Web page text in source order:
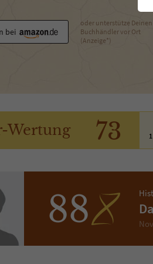
bei
oder unterstütze Deinen
Buchhändler vor Ort
(Anzeige*)
-Wertung 73
1
88